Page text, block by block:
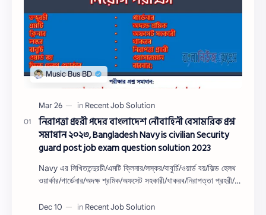
নিরাপত্তা প্রহরী পদের বাংলাদেশ নৌবাহিনী বেসামরিক প্রশ্ন
সমাধান ২০২৩, Bangladesh Navy is civilian Security
guard post job exam question solution 2023
Navy এর লিখিততন্দুরচী/এমটি ক্লিনার/লস্কর/বাবুর্চি/ওয়ার্ড বয়/ফিল্ড হেলথ
ওয়ার্কার/গার্ডেনার/অদক্ষ শ্রমিক/অফসেট সহকারী/খাকরব/নিরাপত্তা প্রহরী/